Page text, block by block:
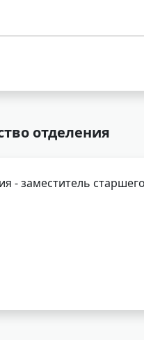
отделения
- заместитель